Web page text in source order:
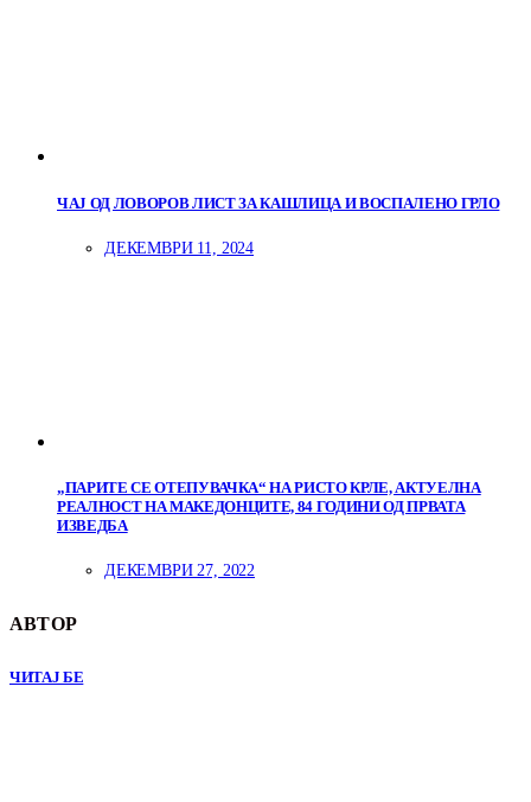
ЧАЈ ОД ЛОВОРОВ ЛИСТ ЗА КАШЛИЦА И ВОСПАЛЕНО ГРЛО
ДЕКЕМВРИ 11, 2024
„ПАРИТЕ СЕ ОТЕПУВАЧКА“ НА РИСТО КРЛЕ, АКТУЕЛНА
РЕАЛНОСТ НА МАКЕДОНЦИТЕ, 84 ГОДИНИ ОД ПРВАТА
ИЗВЕДБА
ДЕКЕМВРИ 27, 2022
АВТОР
ЧИТАЈ БЕ